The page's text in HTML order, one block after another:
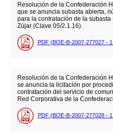
Resolución de la Confederación
que se anuncia subasta abierta,
para la contratación de la
Zújar (Clave 05/2.1.16).
PDF (BOE-B-2007-277027 - 1
Resolución de la Confederación
se anuncia la licitación por
contratación del servicio de
Red Corporativa de la
PDF (BOE-B-2007-277028 - 1